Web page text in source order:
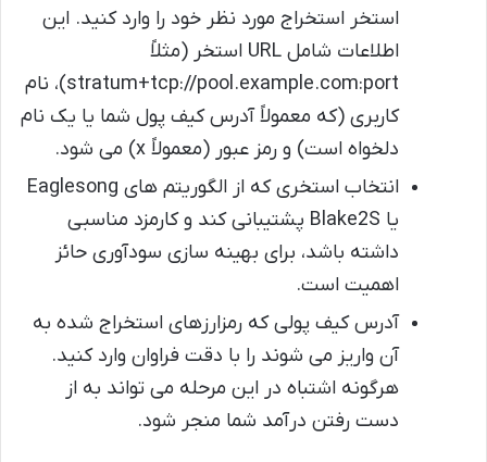
استخر استخراج مورد نظر خود را وارد کنید. این
اطلاعات شامل URL استخر (مثلاً
stratum+tcp://pool.example.com:port)، نام
کاربری (که معمولاً آدرس کیف پول شما یا یک نام
دلخواه است) و رمز عبور (معمولاً x) می شود.
انتخاب استخری که از الگوریتم های Eaglesong
یا Blake2S پشتیبانی کند و کارمزد مناسبی
داشته باشد، برای بهینه سازی سودآوری حائز
اهمیت است.
آدرس کیف پولی که رمزارزهای استخراج شده به
آن واریز می شوند را با دقت فراوان وارد کنید.
هرگونه اشتباه در این مرحله می تواند به از
دست رفتن درآمد شما منجر شود.